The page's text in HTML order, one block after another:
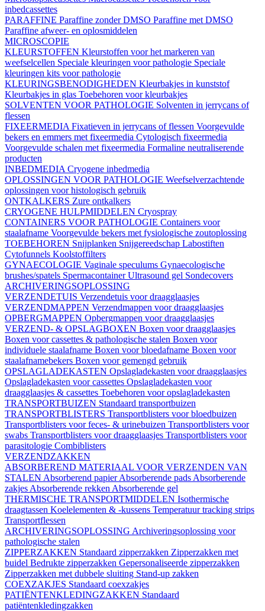
inbedcassettes
PARAFFINE Paraffine zonder DMSO Paraffine met DMSO
Paraffine afweer- en oplosmiddelen
MICROSCOPIE
KLEURSTOFFEN Kleurstoffen voor het markeren van
weefselcellen Speciale kleuringen voor pathologie Speciale
kleuringen kits voor pathologie
KLEURINGSBENODIGHEDEN Kleurbakjes in kunststof
Kleurbakjes in glas Toebehoren voor kleurbakjes
SOLVENTEN VOOR PATHOLOGIE Solventen in jerrycans of
flessen
FIXEERMEDIA Fixatieven in jerrycans of flessen Voorgevulde
bekers en emmers met fixeermedia Cytologisch fixeermedia
Voorgevulde schalen met fixeermedia Formaline neutraliserende
producten
INBEDMEDIA Cryogene inbedmedia
OPLOSSINGEN VOOR PATHOLOGIE Weefselverzachtende
oplossingen voor histologisch gebruik
ONTKALKERS Zure ontkalkers
CRYOGENE HULPMIDDELEN Cryospray
CONTAINERS VOOR PATHOLOGIE Containers voor
staalafname Voorgevulde bekers met fysiologische zoutoplossing
TOEBEHOREN Snijplanken Snijgereedschap Labostiften
Cytofunnels Koolstoffilters
GYNAECOLOGIE Vaginale speculums Gynaecologische
brushes/spatels SpermacontainerUltrasound gel Sondecovers
ARCHIVERINGSOPLOSSING
VERZENDETUIS Verzendetuis voor draagglaasjes
VERZENDMAPPEN Verzendmappen voor draagglaasjes
OPBERGMAPPEN Opbergmappen voor draagglaasjes
VERZEND- & OPSLAGBOXEN Boxen voor draagglaasjes
Boxen voor cassettes & pathologische stalen Boxen voor
individuele staalafname Boxen voor bloedafname Boxen voor
staalafnamebekers Boxen voor gemengd gebruik
OPSLAGLADEKASTEN Opslagladekasten voor draagglaasjes
Opslagladekasten voor cassettes Opslagladekasten voor
draagglaasjes & cassettes Toebehoren voor opslagladekasten
TRANSPORTBUIZEN Standaard transportbuizen
TRANSPORTBLISTERS Transportblisters voor bloedbuizen
Transportblisters voor feces- & urinebuizen Transportblisters voor
swabs Transportblisters voor draagglaasjes Transportblisters voor
parasitologie Combiblisters
VERZENDZAKKEN
ABSORBEREND MATERIAAL VOOR VERZENDEN VAN
STALEN Absorberend papierAbsorberende pads Absorberende
zakjes Absorberende rekken Absorberende gel
THERMISCHE TRANSPORTMIDDELEN Isothermische
draagtassen Koelelementen & -kussens Temperatuur tracking strips
Transportflessen
ARCHIVERINGSOPLOSSING Archiveringsoplossing voor
pathologische stalen
ZIPPERZAKKEN Standaard zipperzakken Zipperzakken met
buidel Bedrukte zipperzakken Gepersonaliseerde zipperzakken
Zipperzakken met dubbele sluiting Stand-up zakken
COEXZAKJES Standaard coexzakjes
PATIËNTENKLEDINGZAKKEN Standaard
patiëntenkledingzakken